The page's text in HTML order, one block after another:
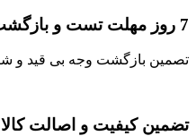
7 روز مهلت تست و بازگشت کالا
تصمین بازگشت وجه بی قید و
تضمین کیفیت و اصالت کالا